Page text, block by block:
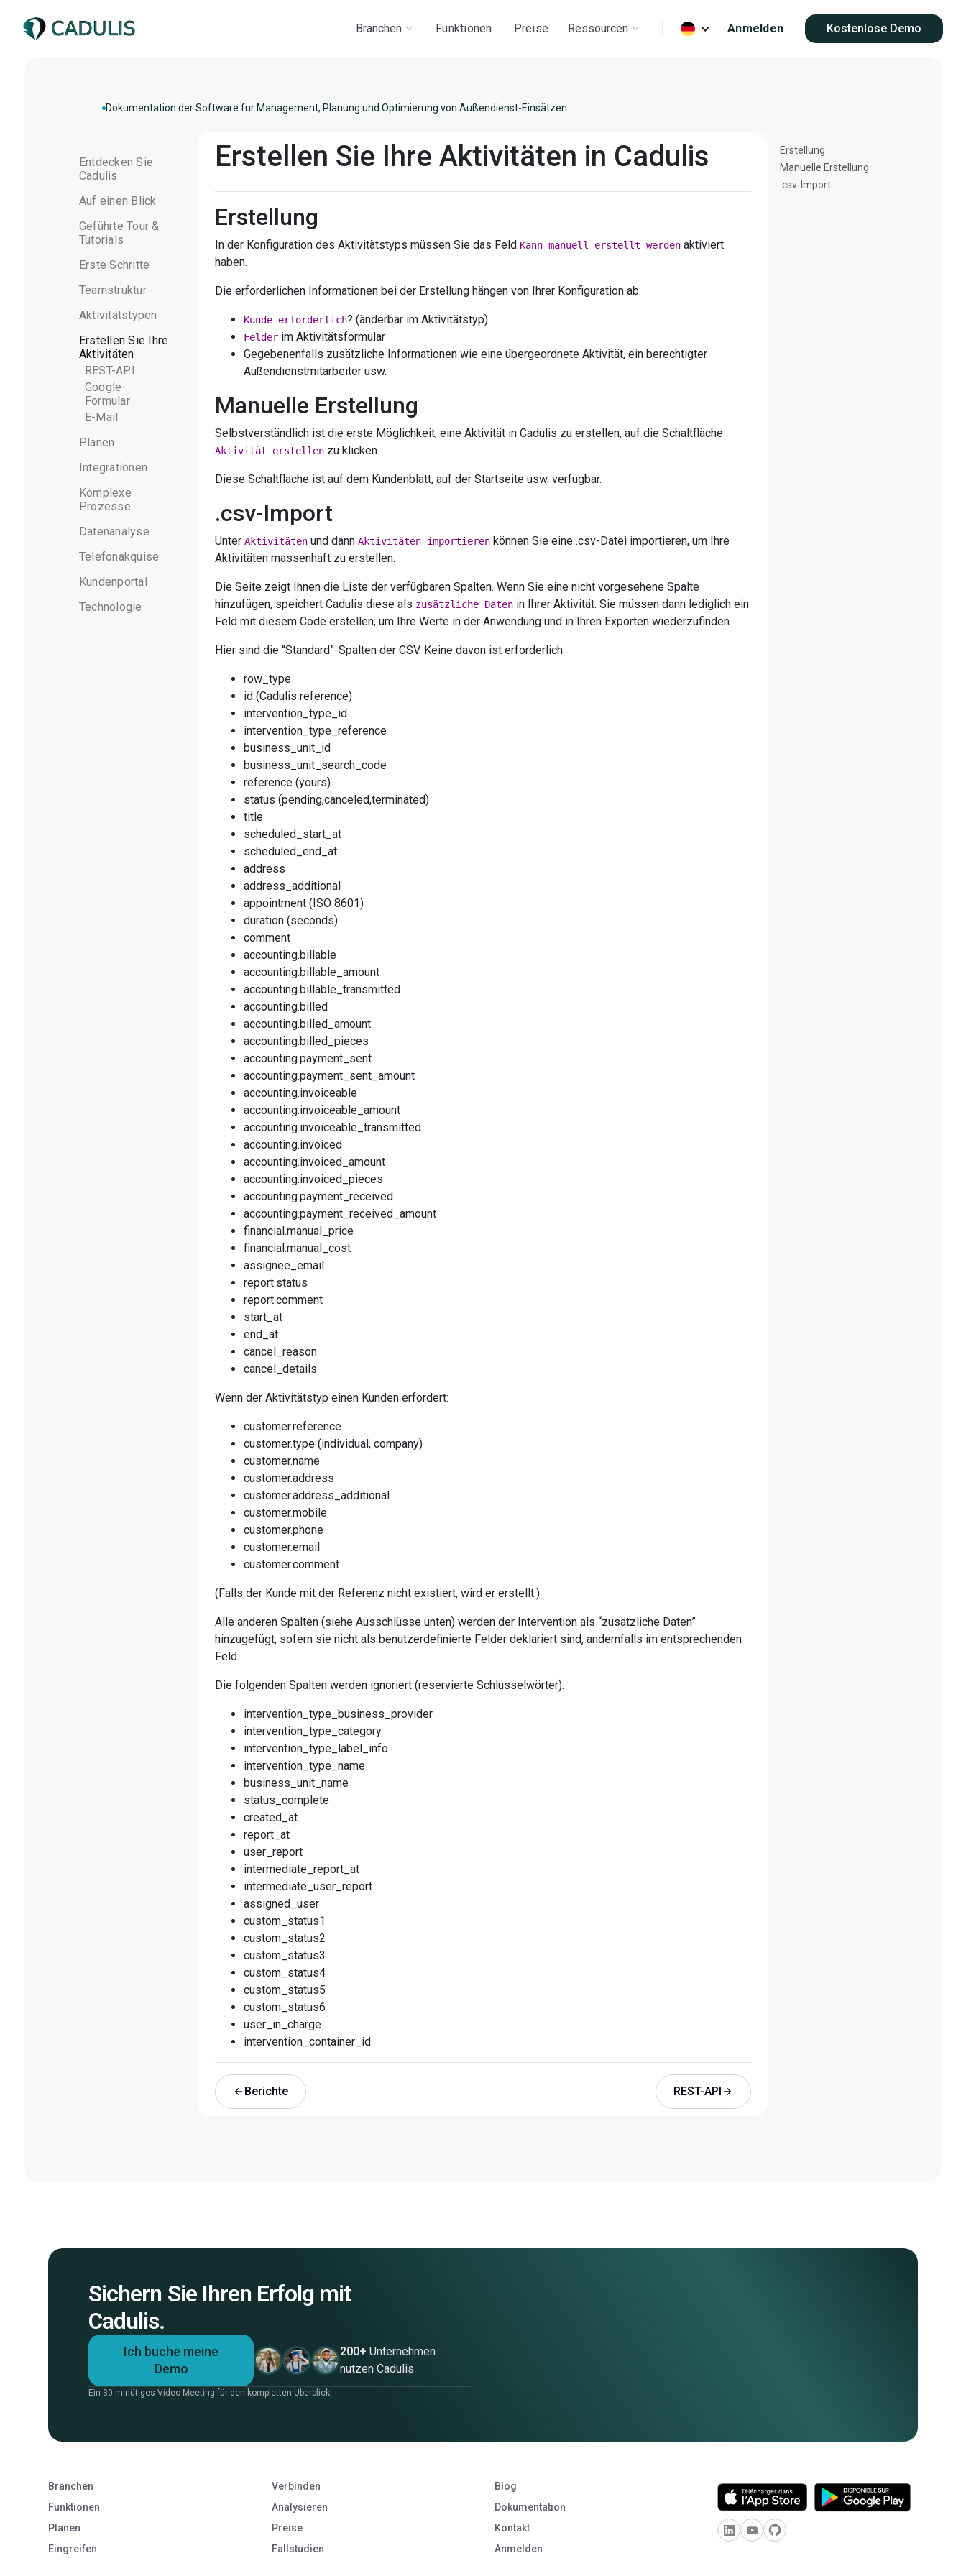
Branchen Funktionen Preise Ressourcen Anmelden Kostenlose Demo
Dokumentation der Software für Management, Planung und Optimierung von Außendienst-Einsätzen
Entdecken Sie
Cadulis
Auf einen Blick
Geführte Tour &
Tutorials
Erste Schritte
Teamstruktur
Aktivitätstypen
Erstellen Sie Ihre
Aktivitäten
REST-API
Google-
Formular
E-Mail
Planen
Integrationen
Komplexe
Prozesse
Datenanalyse
Telefonakquise
Kundenportal
Technologie
Erstellen Sie Ihre Aktivitäten in Cadulis
Erstellung
In der Konfiguration des Aktivitätstyps müssen Sie das Feld Kann manuell erstellt werden aktiviert
haben.
Die erforderlichen Informationen bei der Erstellung hängen von Ihrer Konfiguration ab:
Kunde erforderlich? (änderbar im Aktivitätstyp)
Felder im Aktivitätsformular
Gegebenenfalls zusätzliche Informationen wie eine übergeordnete Aktivität, ein berechtigter
Außendienstmitarbeiter usw.
Manuelle Erstellung
Selbstverständlich ist die erste Möglichkeit, eine Aktivität in Cadulis zu erstellen, auf die Schaltfläche
Aktivität erstellen zu klicken.
Diese Schaltfläche ist auf dem Kundenblatt, auf der Startseite usw. verfügbar.
.csv-Import
UnterAktivitäten und dannAktivitäten importieren können Sie eine .csv-Datei importieren, um Ihre
Aktivitäten massenhaft zu erstellen.
Die Seite zeigt Ihnen die Liste der verfügbaren Spalten. Wenn Sie eine nicht vorgesehene Spalte
hinzufügen, speichert Cadulis diese als zusätzliche Daten in Ihrer Aktivität. Sie müssen dann lediglich ein
Feld mit diesem Code erstellen, um Ihre Werte in der Anwendung und in Ihren Exporten wiederzufinden.
Hier sind die “Standard”-Spalten der CSV. Keine davon ist erforderlich.
row_type
id (Cadulis reference)
intervention_type_id
intervention_type_reference
business_unit_id
business_unit_search_code
reference (yours)
status (pending,canceled,terminated)
title
scheduled_start_at
scheduled_end_at
address
address_additional
appointment (ISO 8601)
duration (seconds)
comment
accounting.billable
accounting.billable_amount
accounting.billable_transmitted
accounting.billed
accounting.billed_amount
accounting.billed_pieces
accounting.payment_sent
accounting.payment_sent_amount
accounting.invoiceable
accounting.invoiceable_amount
accounting.invoiceable_transmitted
accounting.invoiced
accounting.invoiced_amount
accounting.invoiced_pieces
accounting.payment_received
accounting.payment_received_amount
financial.manual_price
financial.manual_cost
assignee_email
report.status
report.comment
start_at
end_at
cancel_reason
cancel_details
Wenn der Aktivitätstyp einen Kunden erfordert:
customer.reference
customer.type (individual, company)
customer.name
customer.address
customer.address_additional
customer.mobile
customer.phone
customer.email
customer.comment
(Falls der Kunde mit der Referenz nicht existiert, wird er erstellt.)
Alle anderen Spalten (siehe Ausschlüsse unten) werden der Intervention als “zusätzliche Daten”
hinzugefügt, sofern sie nicht als benutzerdefinierte Felder deklariert sind, andernfalls im entsprechenden
Feld.
Die folgenden Spalten werden ignoriert (reservierte Schlüsselwörter):
intervention_type_business_provider
intervention_type_category
intervention_type_label_info
intervention_type_name
business_unit_name
status_complete
created_at
report_at
user_report
intermediate_report_at
intermediate_user_report
assigned_user
custom_status1
custom_status2
custom_status3
custom_status4
custom_status5
custom_status6
user_in_charge
intervention_container_id
Berichte REST-API
Erstellung
Manuelle Erstellung
.csv-Import
Sichern Sie Ihren Erfolg mit
Cadulis.
Ich buche meine
Demo
200+ Unternehmen
nutzen Cadulis
Ein 30-minütiges Video-Meeting für den kompletten Überblick!
Branchen
Funktionen
Planen
Eingreifen
Verbinden
Analysieren
Preise
Fallstudien
Blog
Dokumentation
Kontakt
Anmelden